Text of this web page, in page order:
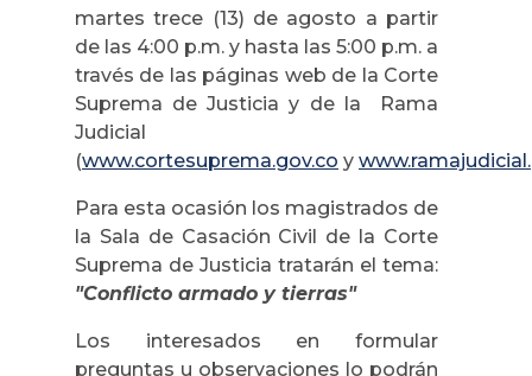
martes trece (13) de agosto a partir
de las 4:00 p.m. y hasta las 5:00 p.m. a
través de las páginas web de la Corte
Suprema de Justicia y de la Rama
Judicial
(www.cortesuprema.gov.co y
Para esta ocasión los magistrados de
la Sala de Casación Civil de la Corte
Suprema de Justicia tratarán el tema:
"Conflicto armado y tierras"
Los interesados en formular
preguntas u observaciones lo podrán